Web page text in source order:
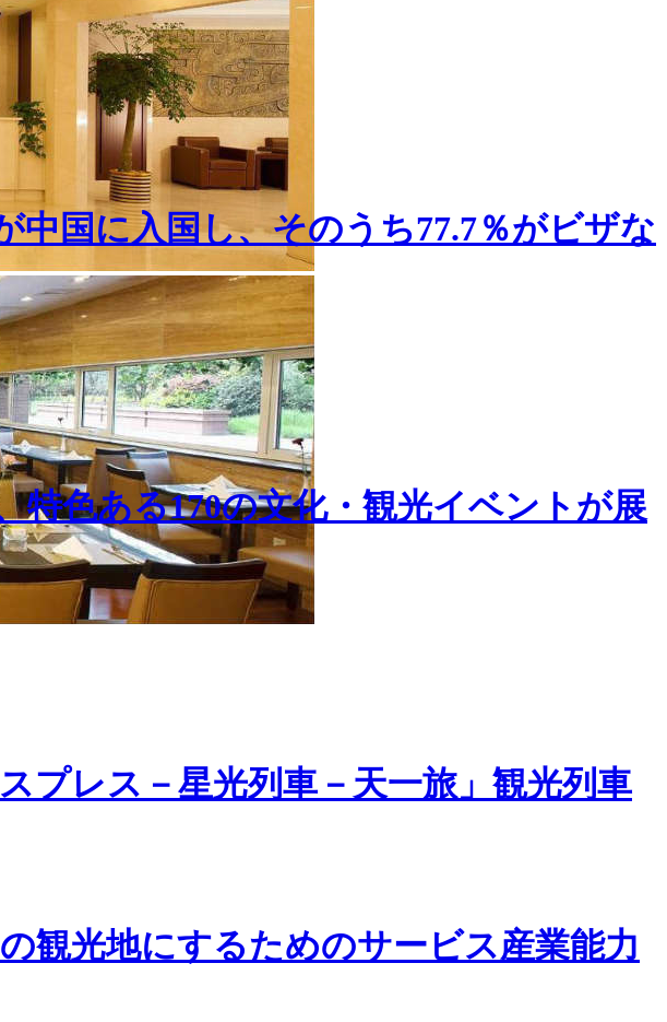
中国に入国し、そのうち77.7％がビザな
特色ある170の文化・観光イベントが展
プレス－星光列車－天一旅」観光列車
観光地にするためのサービス産業能力